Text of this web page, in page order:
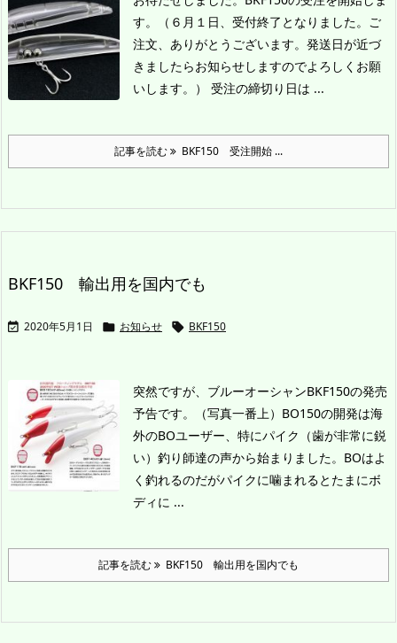
す。（６月１日、受付終了となりました。ご
注文、ありがとうございます。発送日が近づ
きましたらお知らせしますのでよろしくお願
いします。）
受注の締切り日は ...
記事を読む BKF150 受注開始 ...
BKF150 輸出用を国内でも
 2020年5月1日  お知らせ  BKF150
突然ですが、ブルーオーシャンBKF150の発売
予告です。（写真一番上） BO150の開発は海
外のBOユーザー、特にパイク（歯が非常に鋭
い）釣り師達の声から始まりました。BOはよ
く釣れるのだがパイクに噛まれるとたまにボ
ディに ...
記事を読む BKF150 輸出用を国内でも